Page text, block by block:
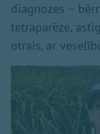
diagnozes –
tetraparēze,
otrais, ar